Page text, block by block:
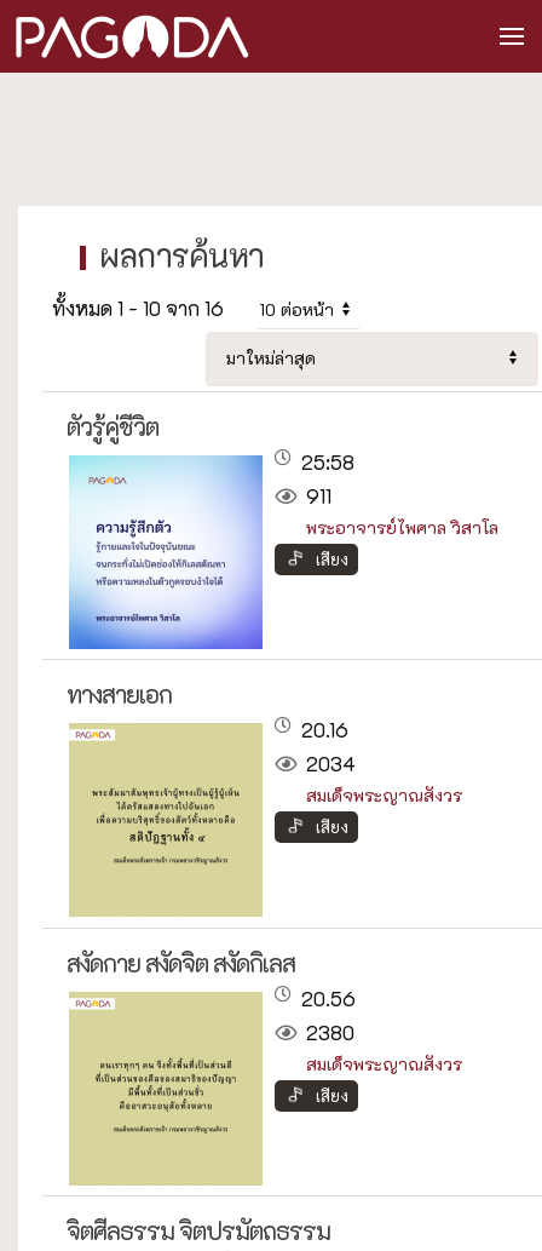
ทั้งหมด 1 - 10 จาก 16
ตัวรู้คู่ชีวิต
25:58
911
พระอาจารย์ไพศาล วิสาโล
เสียง
ทางสายเอก
20.16
2034
สมเด็จพระญาณสังวร
เสียง
สงัดกาย สงัดจิต สงัดกิเลส
20.56
2380
สมเด็จพระญาณสังวร
เสียง
จิตศีลธรรม จิตปรมัตถธรรม